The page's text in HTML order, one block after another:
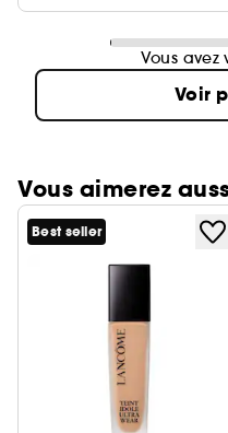
Vous avez
Voir
Vous aimerez
Best seller